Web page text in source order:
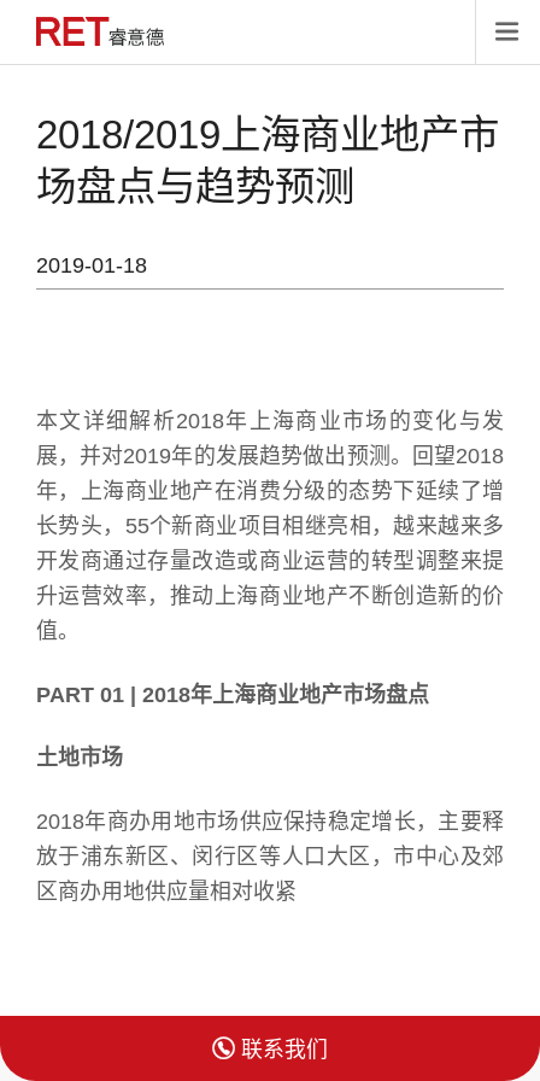

2018/2019上海商业地产市
场盘点与趋势预测
2019-01-18
本文详细解析2018年上海商业市场的变化与发
展，并对2019年的发展趋势做出预测。回望2018
年，上海商业地产在消费分级的态势下延续了增
长势头，55个新商业项目相继亮相，越来越来多
开发商通过存量改造或商业运营的转型调整来提
升运营效率，推动上海商业地产不断创造新的价
值。
PART 01 | 2018年上海商业地产市场盘点
土地市场
2018年商办用地市场供应保持稳定增长，主要释
放于浦东新区、闵行区等人口大区，市中心及郊
区商办用地供应量相对收紧
未来2-3年上海即将启动的新项目层出不穷，广受
 联系我们